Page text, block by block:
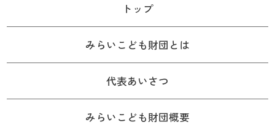
トップ
みらいこども財団とは
代表あいさつ
みらいこども財団概要